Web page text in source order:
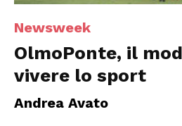
Newsweek
OlmoPonte, il
vivere lo sport
Andrea Avato